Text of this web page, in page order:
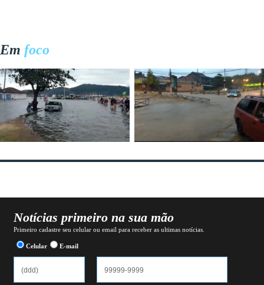
Em foco
Notícias primeiro na sua mão
Primeiro cadastre seu celular ou email para receber as ultimas notícias.
Celular E-mail